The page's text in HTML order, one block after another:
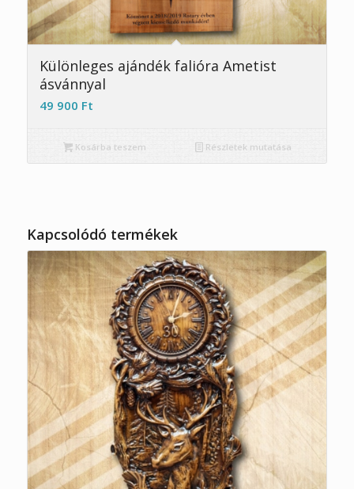
Különleges ajándék falióra Ametist
ásvánnyal
49 900 Ft
Kosárba teszem Részletek mutatása
Kapcsolódó termékek